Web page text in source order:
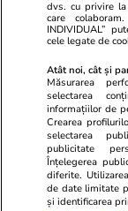
Gata, nu se
momentului
soarele și
pus
Felicitări, să
sunteți!
ȘTIRI
Politică
dvs. cu privire la
care
INDIVIDUAL”
cele legate de
Atât noi, cât și
Măsurarea
selectarea
informațiilor de
Crearea
selectarea
publicitate
Înțelegerea
diferite.
de date limitate
și identificarea